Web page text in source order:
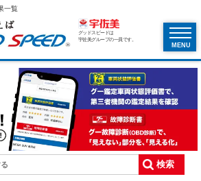
一覧
グッドスピードは
宇佐美グループの一員です。
MENU